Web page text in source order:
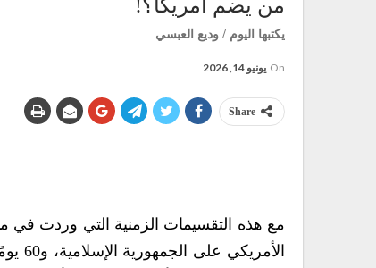
من يضم أمريكا؟!
يكتبها اليوم / وديع العبسي
On يونيو 14, 2026
Share